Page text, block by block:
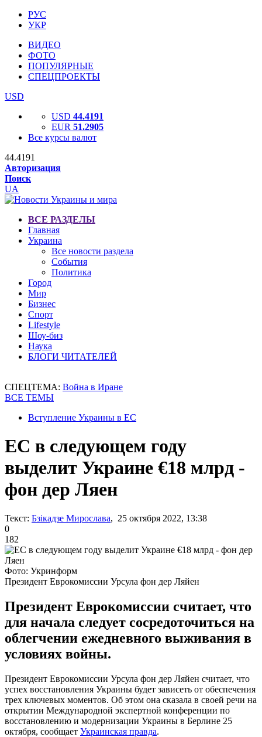
РУС
УКР
ВИДЕО
ФОТО
ПОПУЛЯРНЫЕ
СПЕЦПРОЕКТЫ
USD
USD 44.4191
EUR 51.2905
Все курсы валют
44.4191
Авторизация
Поиск
UA
ВСЕ РАЗДЕЛЫ
Главная
Украина
Все новости раздела
События
Политика
Город
Мир
Бизнес
Спорт
Lifestyle
Шоу-биз
Наука
БЛОГИ ЧИТАТЕЛЕЙ
СПЕЦТЕМА: Война в Иране
ВСЕ ТЕМЫ
Вступление Украины в ЕС
ЕС в следующем году
выделит Украине €18 млрд -
фон дер Ляен
Текст: Бзікадзе Мирослава, 25 октября 2022, 13:38
0
182
Фото: Укринформ
Президент Еврокомиссии Урсула фон дер Ляйен
Президент Еврокомиссии считает, что
для начала следует сосредоточиться на
облегчении ежедневного выживания в
условиях войны.
Президент Еврокомиссии Урсула фон дер Ляйен считает, что
успех восстановления Украины будет зависеть от обеспечения
трех ключевых моментов. Об этом она сказала в своей речи на
открытии Международной экспертной конференции по
восстановлению и модернизации Украины в Берлине 25
октября, сообщает Украинская правда.